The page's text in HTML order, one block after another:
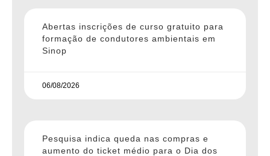
Abertas inscrições de curso gratuito para
formação de condutores ambientais em
Sinop
06/08/2026
Pesquisa indica queda nas compras e
aumento do ticket médio para o Dia dos